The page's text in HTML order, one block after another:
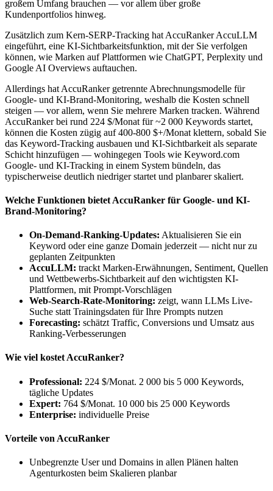
großem Umfang brauchen — vor allem über große
Kundenportfolios hinweg.
Zusätzlich zum Kern-SERP-Tracking hat AccuRanker AccuLLM
eingeführt, eine KI-Sichtbarkeitsfunktion, mit der Sie verfolgen
können, wie Marken auf Plattformen wie ChatGPT, Perplexity und
Google AI Overviews auftauchen.
Allerdings hat AccuRanker getrennte Abrechnungsmodelle für
Google- und KI-Brand-Monitoring, weshalb die Kosten schnell
steigen — vor allem, wenn Sie mehrere Marken tracken. Während
AccuRanker bei rund 224 $/Monat für ~2 000 Keywords startet,
können die Kosten zügig auf 400-800 $+/Monat klettern, sobald Sie
das Keyword-Tracking ausbauen und KI-Sichtbarkeit als separate
Schicht hinzufügen — wohingegen Tools wie Keyword.com
Google- und KI-Tracking in einem System bündeln, das
typischerweise deutlich niedriger startet und planbarer skaliert.
Welche Funktionen bietet AccuRanker für Google- und KI-
Brand-Monitoring?
On-Demand-Ranking-Updates: Aktualisieren Sie ein
Keyword oder eine ganze Domain jederzeit — nicht nur zu
geplanten Zeitpunkten
AccuLLM: trackt Marken-Erwähnungen, Sentiment, Quellen
und Wettbewerbs-Sichtbarkeit auf den wichtigsten KI-
Plattformen, mit Prompt-Vorschlägen
Web-Search-Rate-Monitoring: zeigt, wann LLMs Live-
Suche statt Trainingsdaten für Ihre Prompts nutzen
Forecasting: schätzt Traffic, Conversions und Umsatz aus
Ranking-Verbesserungen
Wie viel kostet AccuRanker?
Professional: 224 $/Monat. 2 000 bis 5 000 Keywords,
tägliche Updates
Expert: 764 $/Monat. 10 000 bis 25 000 Keywords
Enterprise: individuelle Preise
Vorteile von AccuRanker
Unbegrenzte User und Domains in allen Plänen halten
Agenturkosten beim Skalieren planbar